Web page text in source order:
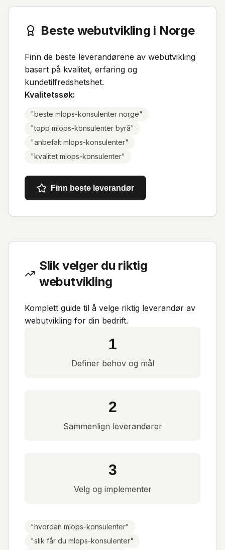
Beste webutvikling i Norge
Finn de beste leverandørene av webutvikling
basert på kvalitet, erfaring og
kundetilfredshetshet.
Kvalitetssøk:
"beste mlops-konsulenter norge"
"topp mlops-konsulenter byrå"
"anbefalt mlops-konsulenter"
"kvalitet mlops-konsulenter"
Finn beste leverandør
Slik velger du riktig
webutvikling
Komplett guide til å velge riktig leverandør av
webutvikling for din bedrift.
1
Definer behov og mål
2
Sammenlign leverandører
3
Velg og implementer
"hvordan mlops-konsulenter"
"slik får du mlops-konsulenter"